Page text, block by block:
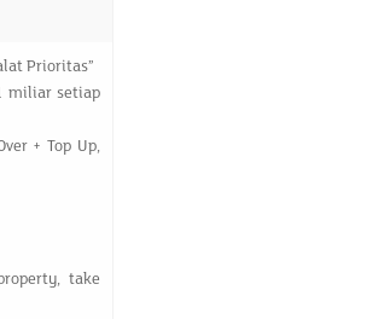
Prioritas”
miliar setiap
+ Top Up,
take